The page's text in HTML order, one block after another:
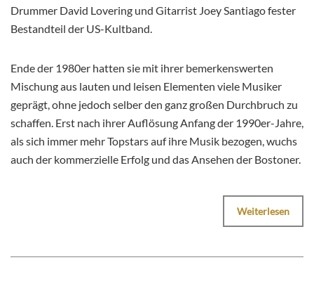
Drummer David Lovering und Gitarrist Joey Santiago fester
Bestandteil der US-Kultband.
Ende der 1980er hatten sie mit ihrer bemerkenswerten
Mischung aus lauten und leisen Elementen viele Musiker
geprägt, ohne jedoch selber den ganz großen Durchbruch zu
schaffen. Erst nach ihrer Auflösung Anfang der 1990er-Jahre,
als sich immer mehr Topstars auf ihre Musik bezogen, wuchs
auch der kommerzielle Erfolg und das Ansehen der Bostoner.
Weiterlesen